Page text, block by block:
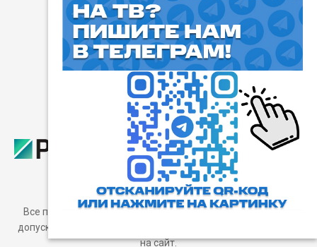
Пользовательское соглашение
Все права защищены. Любое использование материалов
допускается только с согласия редакции, а также с ссылкой
на сайт.